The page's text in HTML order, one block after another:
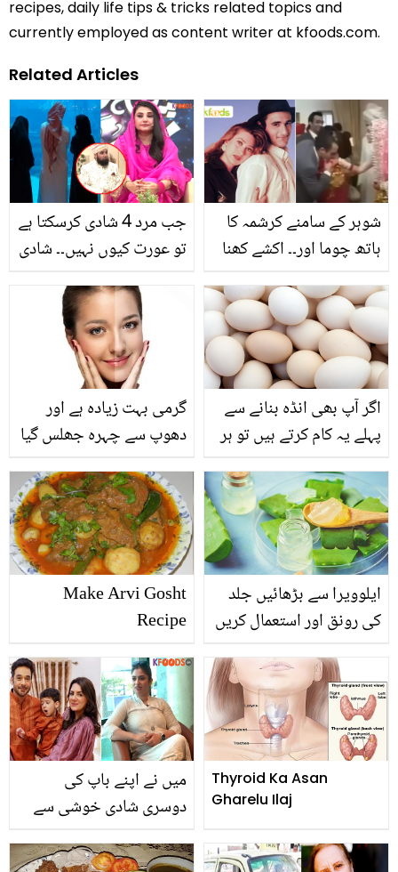
recipes, daily life tips & tricks related topics and
currently employed as content writer at kfoods.com.
Related Articles
جب مرد 4 شادی کرسکتا ہے
تو عورت کیوں نہیں۔۔ شادی
محبت کا اعتراف ! وظیفہ
پوچھنے پر مولانا صاحب
نے کیا جواب دیا؟
شوہر کے سامنے کرشمہ کا
ہاتھ چوما اور۔۔ اکشے کھنا
کیوں نہ ہو سکی تھی؟
سنسنی خیز انکشاف
گرمی بہت زیادہ ہے اور
دھوپ سے چہرہ جھلس گیا
جھلسے چہرے کو تروتازہ
اور محفوظ رکھنے کے چند
طریقے جن کو اپنا کر آپ
نظر آئیں حسین اور جوان
اگر آپ بھی انڈہ بنانے سے
پہلے یہ کام کرتے ہیں تو ہر
کہتے ہیں کہ۔۔۔۔
Make Arvi Gosht
Recipe
ایلوویرا سے بڑھائیں جلد
کی رونق اور استعمال کریں
میں نے اپنے باپ کی
دوسری شادی خوشی سے
بیٹی پہلی مرتبہ اپنے والد
Thyroid Ka Asan
Gharelu Ilaj